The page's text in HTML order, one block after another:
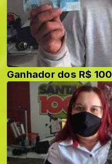
Ganhador dos R$ 100